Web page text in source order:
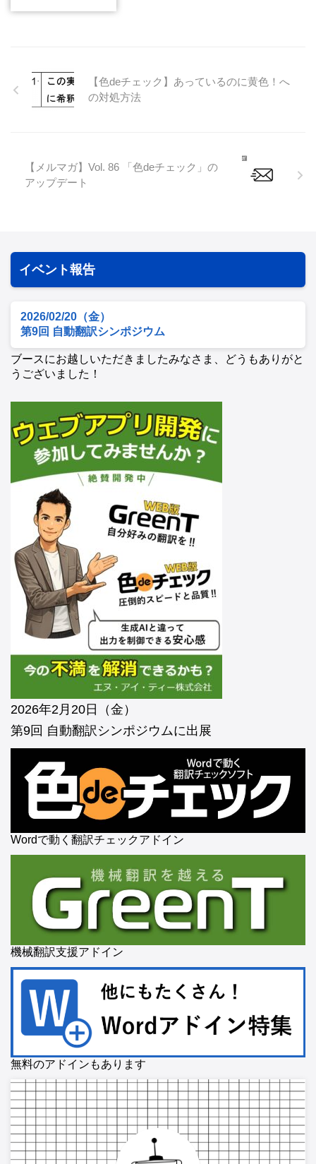
【色deチェック】あっているのに黄色！へ
の対処方法
【メルマガ】Vol. 86 「色deチェック」の
アップデート
イベント報告
2026/02/20（金）
第9回 自動翻訳シンポジウム
ブースにお越しいただきましたみなさま、どうもありがと
うございました！
2026年2月20日（金）
第9回 自動翻訳シンポジウムに出展
Wordで動く翻訳チェックアドイン
機械翻訳支援アドイン
無料のアドインもあります